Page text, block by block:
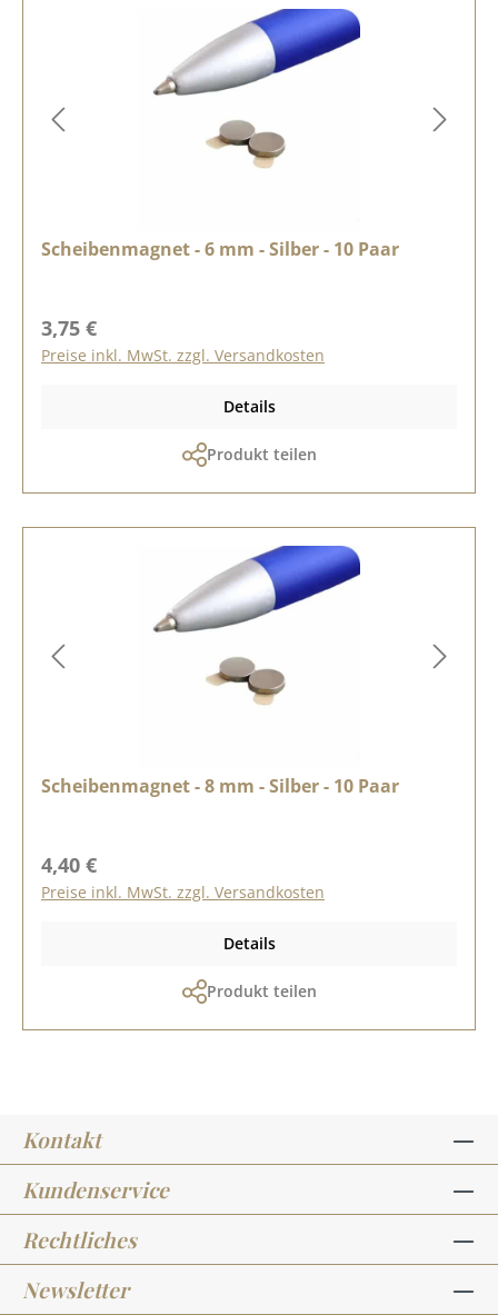
Scheibenmagnet - 6 mm - Silber - 10 Paar
Regulärer Preis:
3,75 €
Preise inkl. MwSt. zzgl. Versandkosten
Details
Produkt teilen
Scheibenmagnet - 8 mm - Silber - 10 Paar
Regulärer Preis:
4,40 €
Preise inkl. MwSt. zzgl. Versandkosten
Details
Produkt teilen
Kontakt
Kundenservice
Rechtliches
Newsletter